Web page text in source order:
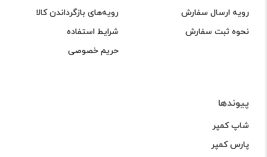
رویه ارسال سفارش
نحوه ثبت سفارش
رویه‌های بازگرداندن کالا
شرایط استفاده
حریم خصوصی
پیوندها
شاپ کمپر
پارس کمپر